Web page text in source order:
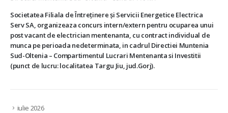
Societatea Filiala de Întreţinere şi Servicii Energetice Electrica
Serv SA, organizeaza concurs intern/extern pentru ocuparea unui
post vacant de electrician mentenanta, cu contract individual de
munca pe perioada nedeterminata, in cadrul Directiei Muntenia
Sud-Oltenia – Compartimentul Lucrari Mentenanta si Investitii
(punct de lucru: localitatea Targu Jiu, jud.Gorj).
iulie 2026